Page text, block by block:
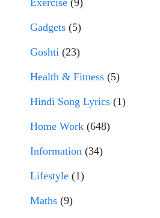
Gadgets (5)
Goshti (23)
Health & Fitness (5)
Hindi Song Lyrics (1)
Home Work (648)
Information (34)
Lifestyle (1)
Maths (9)